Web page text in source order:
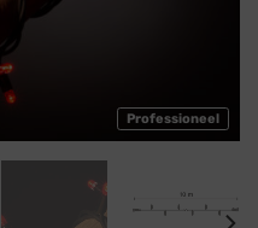
Professioneel